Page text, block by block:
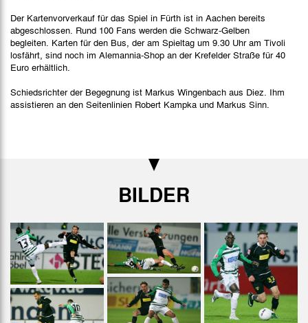
Der Kartenvorverkauf für das Spiel in Fürth ist in Aachen bereits
abgeschlossen. Rund 100 Fans werden die Schwarz-Gelben
begleiten. Karten für den Bus, der am Spieltag um 9.30 Uhr am Tivoli
losfährt, sind noch im Alemannia-Shop an der Krefelder Straße für 40
Euro erhältlich.
Schiedsrichter der Begegnung ist Markus Wingenbach aus Diez. Ihm
assistieren an den Seitenlinien Robert Kampka und Markus Sinn.
BILDER